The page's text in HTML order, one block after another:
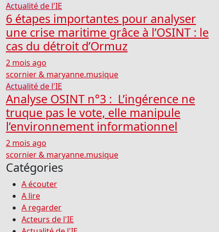
Actualité de l'IE
6 étapes importantes pour analyser
une crise maritime grâce à l’OSINT : le
cas du détroit d’Ormuz
2 mois ago
scornier & maryanne.musique
Actualité de l'IE
Analyse OSINT n°3 : L’ingérence ne
truque pas le vote, elle manipule
l’environnement informationnel
2 mois ago
scornier & maryanne.musique
Catégories
A écouter
A lire
A regarder
Acteurs de l'IE